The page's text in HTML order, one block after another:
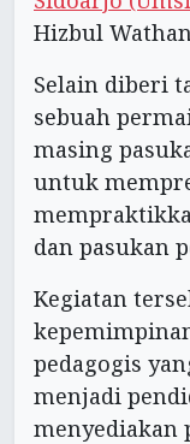
Hizbul
Selain diberi
sebuah
masing
untuk
dan pasukan
Kegiatan
pedagogis
menjadi
menyediakan